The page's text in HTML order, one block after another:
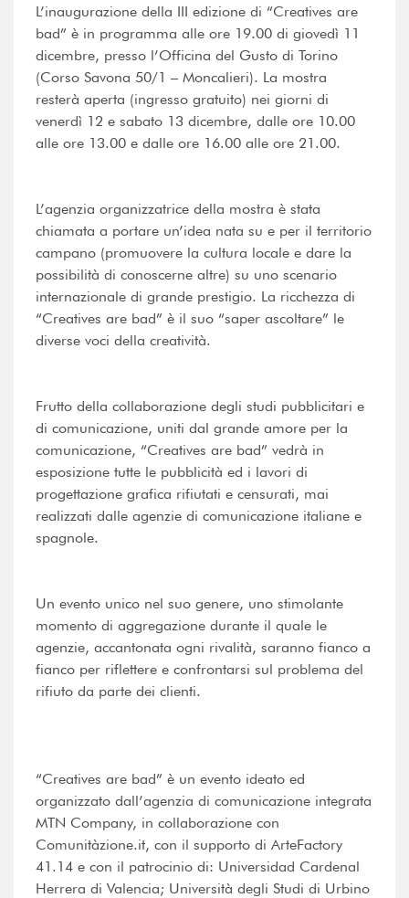
L’inaugurazione della III edizione di “Creatives are
bad” è in programma alle ore 19.00 di giovedì 11
dicembre, presso l’Officina del Gusto di Torino
(Corso Savona 50/1 – Moncalieri). La mostra
resterà aperta (ingresso gratuito) nei giorni di
venerdì 12 e sabato 13 dicembre, dalle ore 10.00
alle ore 13.00 e dalle ore 16.00 alle ore 21.00.
L’agenzia organizzatrice della mostra è stata
chiamata a portare un’idea nata su e per il territorio
campano (promuovere la cultura locale e dare la
possibilità di conoscerne altre) su uno scenario
internazionale di grande prestigio. La ricchezza di
“Creatives are bad” è il suo “saper ascoltare” le
diverse voci della creatività.
Frutto della collaborazione degli studi pubblicitari e
di comunicazione, uniti dal grande amore per la
comunicazione, “Creatives are bad” vedrà in
esposizione tutte le pubblicità ed i lavori di
progettazione grafica rifiutati e censurati, mai
realizzati dalle agenzie di comunicazione italiane e
spagnole.
Un evento unico nel suo genere, uno stimolante
momento di aggregazione durante il quale le
agenzie, accantonata ogni rivalità, saranno fianco a
fianco per riflettere e confrontarsi sul problema del
rifiuto da parte dei clienti.
“Creatives are bad” è un evento ideato ed
organizzato dall’agenzia di comunicazione integrata
MTN Company, in collaborazione con
Comunitàzione.it, con il supporto di ArteFactory
41.14 e con il patrocinio di: Universidad Cardenal
Herrera di Valencia; Università degli Studi di Urbino